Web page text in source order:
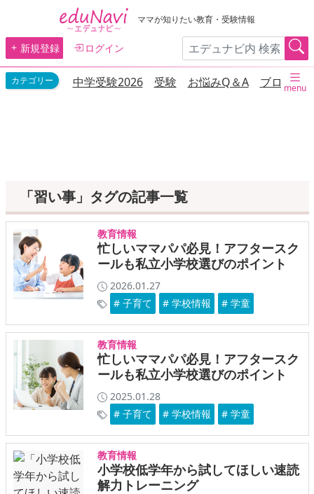
ママが知りたい教育・受験情報
新規登録 ログイン
中学受験2026 受験 お悩みQ＆A ブログmenu
「習い事」タグの記事一覧
教育情報
忙しいママパパ必見！アフタースク
ールも私立小学校選びのポイント
2026.01.27
# 子育て
# 学校情報 # 学童
教育情報
忙しいママパパ必見！アフタースク
ールも私立小学校選びのポイント
2025.01.28
# 子育て
# 学校情報 # 学童
教育情報
小学校低学年から試してほしい速読
解力トレーニング